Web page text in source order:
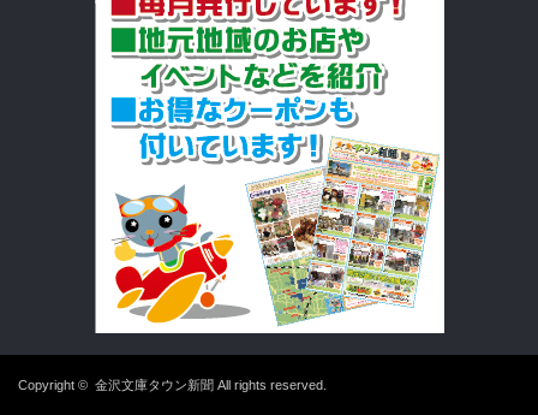
Copyright © 金沢文庫タウン新聞 All rights reserved.